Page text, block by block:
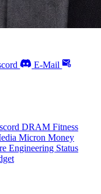
E-Mail
DRAM Fitness
Micron Money
Engineering Status